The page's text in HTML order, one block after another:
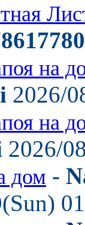
на
2026/
на
2026/
дом -